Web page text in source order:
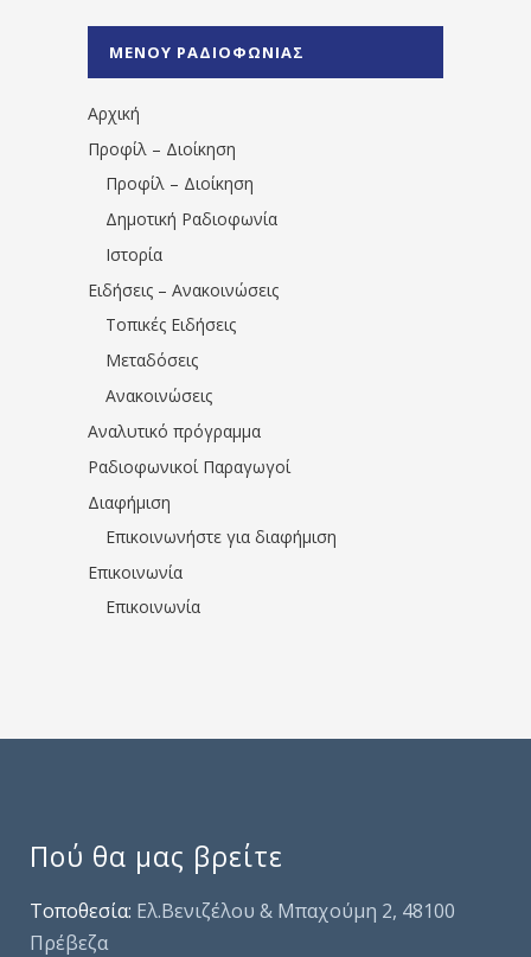
1531194763766854/" artist="" ]
ΜΕΝΟΥ ΡΑΔΙΟΦΩΝΙΑΣ
Αρχική
Προφίλ – Διοίκηση
Προφίλ – Διοίκηση
Δημοτική Ραδιοφωνία
Ιστορία
Ειδήσεις – Ανακοινώσεις
Τοπικές Ειδήσεις
Μεταδόσεις
Ανακοινώσεις
Αναλυτικό πρόγραμμα
Ραδιοφωνικοί Παραγωγοί
Διαφήμιση
Επικοινωνήστε για διαφήμιση
Επικοινωνία
Επικοινωνία
Πού θα μας βρείτε
Τοποθεσία: Ελ.Βενιζέλου & Μπαχούμη 2, 48100
Πρέβεζα